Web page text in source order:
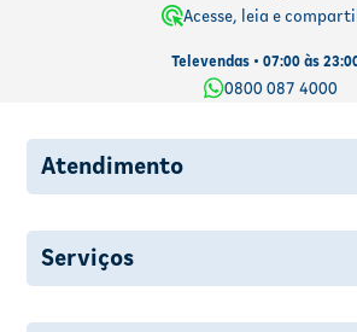
Acesse, leia e
Televendas • 07:00 às
0800 087 4000
Atendimento
Serviços